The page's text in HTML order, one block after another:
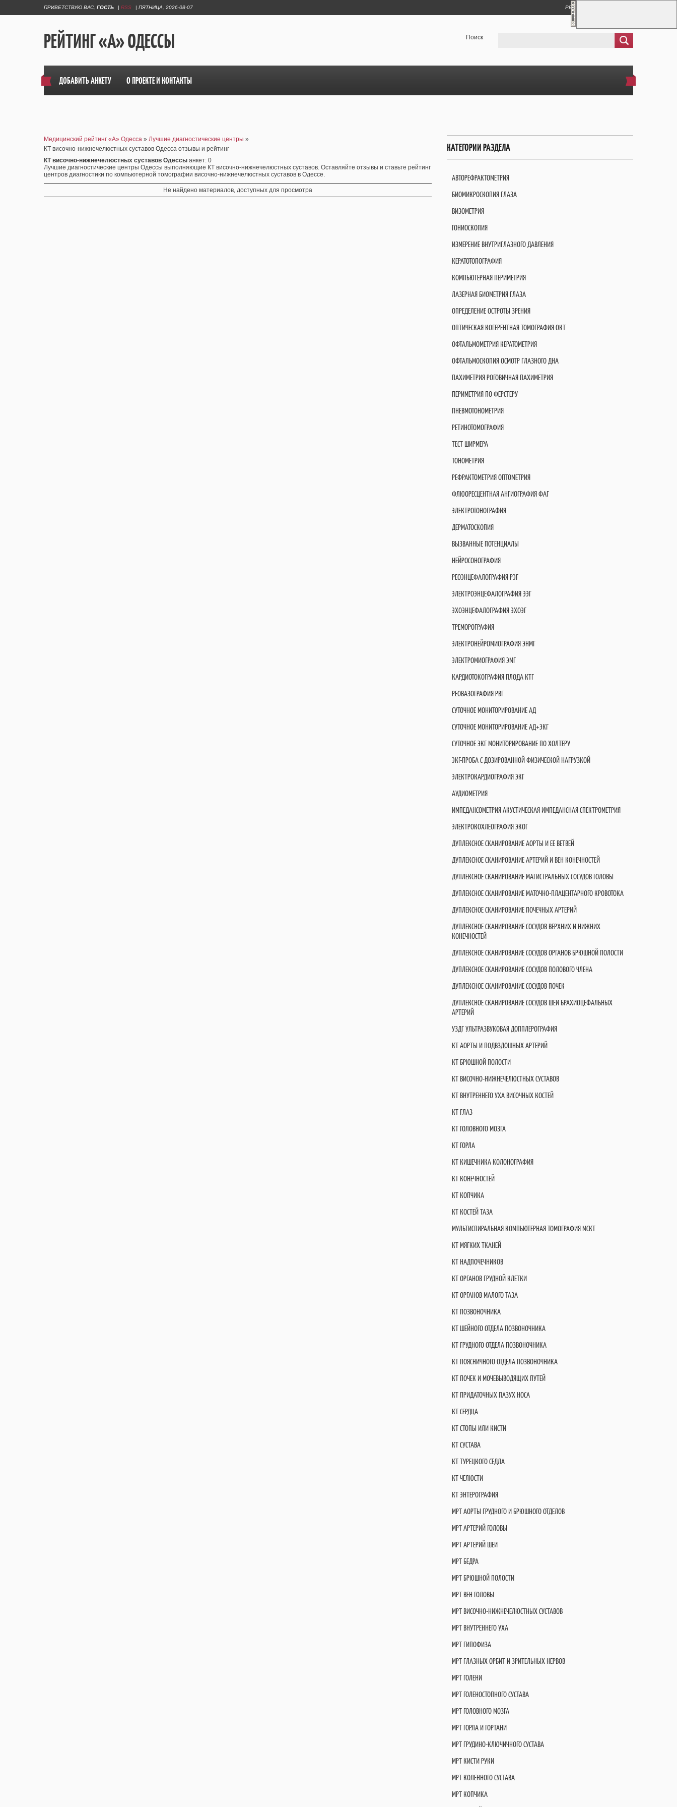
ПРИВЕТСТВУЮ ВАС ГОСТЬ | RSS | ПЯТНИЦА, 2026-08-07 РЕГИСТРАЦИЯ
РЕЙТИНГ «А» ОДЕССЫ Поиск
ДОБАВИТЬ АНКЕТУ О ПРОЕКТЕ И КОНТАКТЫ
Медицинский рейтинг «А» Одесса » Лучшие диагностические центры »
КТ височно-нижнечелюстных суставов Одесса отзывы и рейтинг
КТ височно-нижнечелюстных суставов Одессы анкет: 0
Лучшие диагностические центры Одессы выполняющие КТ височно-нижнечелюстных суставов. Оставляйте отзывы и ставьте рейтинг
центров диагностики по компьютерной томографии височно-нижнечелюстных суставов в Одессе.
Не найдено материалов, доступных для просмотра
КАТЕГОРИИ РАЗДЕЛА
АВТОРЕФРАКТОМЕТРИЯ
БИОМИКРОСКОПИЯ ГЛАЗА
ВИЗОМЕТРИЯ
ГОНИОСКОПИЯ
ИЗМЕРЕНИЕ ВНУТРИГЛАЗНОГО ДАВЛЕНИЯ
КЕРАТОТОПОГРАФИЯ
КОМПЬЮТЕРНАЯ ПЕРИМЕТРИЯ
ЛАЗЕРНАЯ БИОМЕТРИЯ ГЛАЗА
ОПРЕДЕЛЕНИЕ ОСТРОТЫ ЗРЕНИЯ
ОПТИЧЕСКАЯ КОГЕРЕНТНАЯ ТОМОГРАФИЯ OКT
ОФТАЛЬМОМЕТРИЯ КЕРАТОМЕТРИЯ
ОФТАЛЬМОСКОПИЯ ОСМОТР ГЛАЗНОГО ДНА
ПАХИМЕТРИЯ РОГОВИЧНАЯ ПАХИМЕТРИЯ
ПЕРИМЕТРИЯ ПО ФЕРСТЕРУ
ПНЕВМОТОНОМЕТРИЯ
РЕТИНОТОМОГРАФИЯ
ТЕСТ ШИРМЕРА
ТОНОМЕТРИЯ
РЕФРАКТОМЕТРИЯ ОПТОМЕТРИЯ
ФЛЮОРЕСЦЕНТНАЯ АНГИОГРАФИЯ ФАГ
ЭЛЕКТРОТОНОГРАФИЯ
ДЕРМАТОСКОПИЯ
ВЫЗВАННЫЕ ПОТЕНЦИАЛЫ
НЕЙРОСОНОГРАФИЯ
РЕОЭНЦЕФАЛОГРАФИЯ РЭГ
ЭЛЕКТРОЭНЦЕФАЛОГРАФИЯ ЭЭГ
ЭХОЭНЦЕФАЛОГРАФИЯ ЭХОЭГ
ТРЕМОРОГРАФИЯ
ЭЛЕКТРОНЕЙРОМИОГРАФИЯ ЭНМГ
ЭЛЕКТРОМИОГРАФИЯ ЭМГ
КАРДИОТОКОГРАФИЯ ПЛОДА КТГ
РЕОВАЗОГРАФИЯ РВГ
СУТОЧНОЕ МОНИТОРИРОВАНИЕ АД
СУТОЧНОЕ МОНИТОРИРОВАНИЕ АД+ЭКГ
СУТОЧНОЕ ЭКГ МОНИТОРИРОВАНИЕ ПО ХОЛТЕРУ
ЭКГ-ПРОБА С ДОЗИРОВАННОЙ ФИЗИЧЕСКОЙ НАГРУЗКОЙ
ЭЛЕКТРОКАРДИОГРАФИЯ ЭКГ
АУДИОМЕТРИЯ
ИМПЕДАНСОМЕТРИЯ АКУСТИЧЕСКАЯ ИМПЕДАНСНАЯ СПЕКТРОМЕТРИЯ
ЭЛЕКТРОКОХЛЕОГРАФИЯ ЭКОГ
ДУПЛЕКСНОЕ СКАНИРОВАНИЕ АОРТЫ И ЕЕ ВЕТВЕЙ
ДУПЛЕКСНОЕ СКАНИРОВАНИЕ АРТЕРИЙ И ВЕН КОНЕЧНОСТЕЙ
ДУПЛЕКСНОЕ СКАНИРОВАНИЕ МАГИСТРАЛЬНЫХ СОСУДОВ ГОЛОВЫ
ДУПЛЕКСНОЕ СКАНИРОВАНИЕ МАТОЧНО-ПЛАЦЕНТАРНОГО КРОВОТОКА
ДУПЛЕКСНОЕ СКАНИРОВАНИЕ ПОЧЕЧНЫХ АРТЕРИЙ
ДУПЛЕКСНОЕ СКАНИРОВАНИЕ СОСУДОВ ВЕРХНИХ И НИЖНИХ
КОНЕЧНОСТЕЙ
ДУПЛЕКСНОЕ СКАНИРОВАНИЕ СОСУДОВ ОРГАНОВ БРЮШНОЙ ПОЛОСТИ
ДУПЛЕКСНОЕ СКАНИРОВАНИЕ СОСУДОВ ПОЛОВОГО ЧЛЕНА
ДУПЛЕКСНОЕ СКАНИРОВАНИЕ СОСУДОВ ПОЧЕК
ДУПЛЕКСНОЕ СКАНИРОВАНИЕ СОСУДОВ ШЕИ БРАХИОЦЕФАЛЬНЫХ
АРТЕРИЙ
УЗДГ УЛЬТРАЗВУКОВАЯ ДОППЛЕРОГРАФИЯ
КТ АОРТЫ И ПОДВЗДОШНЫХ АРТЕРИЙ
КТ БРЮШНОЙ ПОЛОСТИ
КТ ВИСОЧНО-НИЖНЕЧЕЛЮСТНЫХ СУСТАВОВ
КТ ВНУТРЕННЕГО УХА ВИСОЧНЫХ КОСТЕЙ
КТ ГЛАЗ
КТ ГОЛОВНОГО МОЗГА
КТ ГОРЛА
КТ КИШЕЧНИКА КОЛОНОГРАФИЯ
КТ КОНЕЧНОСТЕЙ
КТ КОПЧИКА
КТ КОСТЕЙ ТАЗА
МУЛЬТИСПИРАЛЬНАЯ КОМПЬЮТЕРНАЯ ТОМОГРАФИЯ МСКТ
КТ МЯГКИХ ТКАНЕЙ
КТ НАДПОЧЕЧНИКОВ
КТ ОРГАНОВ ГРУДНОЙ КЛЕТКИ
КТ ОРГАНОВ МАЛОГО ТАЗА
КТ ПОЗВОНОЧНИКА
КТ ШЕЙНОГО ОТДЕЛА ПОЗВОНОЧНИКА
КТ ГРУДНОГО ОТДЕЛА ПОЗВОНОЧНИКА
КТ ПОЯСНИЧНОГО ОТДЕЛА ПОЗВОНОЧНИКА
КТ ПОЧЕК И МОЧЕВЫВОДЯЩИХ ПУТЕЙ
КТ ПРИДАТОЧНЫХ ПАЗУХ НОСА
КТ СЕРДЦА
КТ СТОПЫ ИЛИ КИСТИ
КТ СУСТАВА
КТ ТУРЕЦКОГО СЕДЛА
КТ ЧЕЛЮСТИ
КТ ЭНТЕРОГРАФИЯ
МРТ АОРТЫ ГРУДНОГО И БРЮШНОГО ОТДЕЛОВ
МРТ АРТЕРИЙ ГОЛОВЫ
МРТ АРТЕРИЙ ШЕИ
МРТ БЕДРА
МРТ БРЮШНОЙ ПОЛОСТИ
МРТ ВЕН ГОЛОВЫ
МРТ ВИСОЧНО-НИЖНЕЧЕЛЮСТНЫХ СУСТАВОВ
МРТ ВНУТРЕННЕГО УХА
МРТ ГИПОФИЗА
МРТ ГЛАЗНЫХ ОРБИТ И ЗРИТЕЛЬНЫХ НЕРВОВ
МРТ ГОЛЕНИ
МРТ ГОЛЕНОСТОПНОГО СУСТАВА
МРТ ГОЛОВНОГО МОЗГА
МРТ ГОРЛА И ГОРТАНИ
МРТ ГРУДИНО-КЛЮЧИЧНОГО СУСТАВА
МРТ КИСТИ РУКИ
МРТ КОЛЕННОГО СУСТАВА
МРТ КОПЧИКА